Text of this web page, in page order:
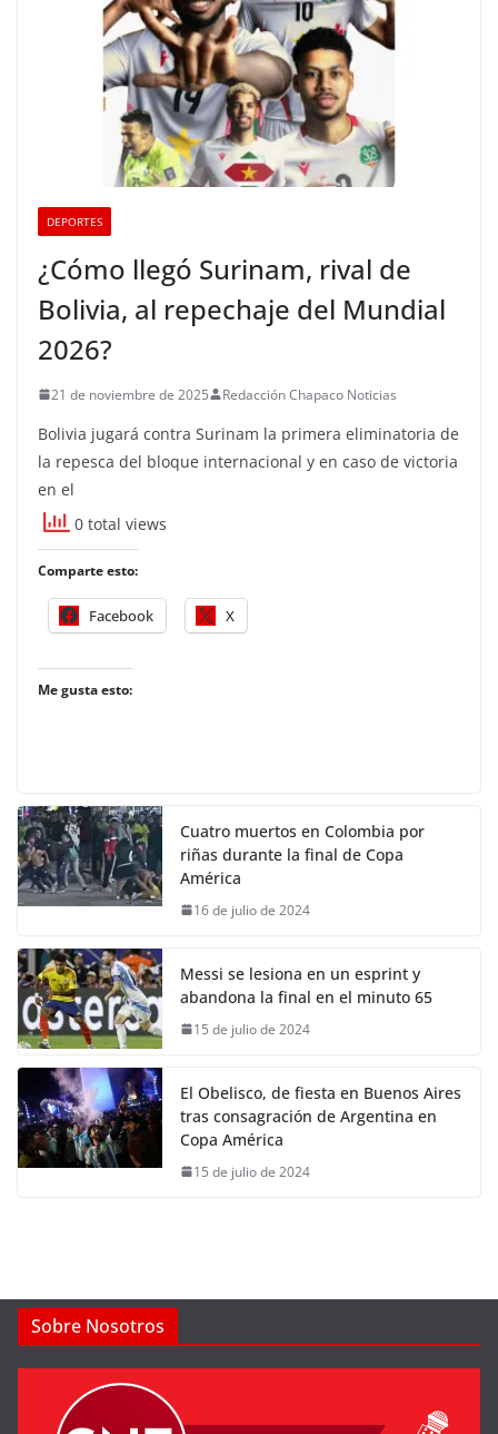
DEPORTES
¿Cómo llegó Surinam, rival de
Bolivia, al repechaje del Mundial
2026?
21 de noviembre de 2025 Redacción Chapaco Noticias
Bolivia jugará contra Surinam la primera eliminatoria de
la repesca del bloque internacional y en caso de victoria
en el
0 total views
Comparte esto:
Facebook X
Me gusta esto:
Cuatro muertos en Colombia por
riñas durante la final de Copa
América
16 de julio de 2024
Messi se lesiona en un esprint y
abandona la final en el minuto 65
15 de julio de 2024
El Obelisco, de fiesta en Buenos Aires
tras consagración de Argentina en
Copa América
15 de julio de 2024
Sobre Nosotros